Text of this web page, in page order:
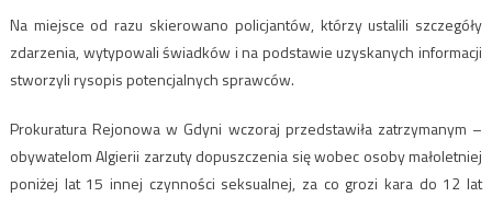
Na miejsce od razu skierowano policjantów, którzy ustalili szczegóły
zdarzenia, wytypowali świadków i na podstawie uzyskanych informacji
stworzyli rysopis potencjalnych sprawców.
Prokuratura Rejonowa w Gdyni wczoraj przedstawiła zatrzymanym –
obywatelom Algierii zarzuty dopuszczenia się wobec osoby małoletniej
poniżej lat 15 innej czynności seksualnej, za co grozi kara do 12 lat